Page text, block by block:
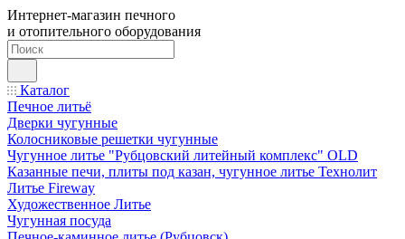
Интернет-магазин печного
и отопительного оборудования
Каталог
Печное литьё
Дверки чугунные
Колосниковые решетки чугунные
Чугунное литье "Рубцовский литейный комплекс" OLD
Казанные печи, плиты под казан, чугунное литье Технолит
Литье Fireway
Художественное Литье
Чугунная посуда